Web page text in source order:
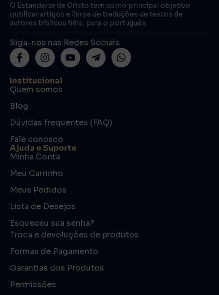
O Estandarte de Cristo tem como principal objetivo
publicar artigos e livros de traduções de textos de
autores bíblicos fiéis, para o português.
Siga-nos nas Redes Sociais
Institucional
Quem somos
Blog
Dúvidas frequentes (FAQ)
Fale conosco
Ajuda e Suporte
Minha Conta
Meu Carrinho
Meus Pedidos
Lista de Desejos
Esqueceu sua senha?
Troca e devoluções de produtos
Formas de Pagamento
Garantias dos Produtos
Permissões